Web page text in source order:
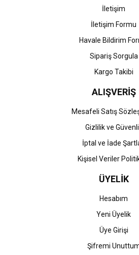
Gönder
İletişim
İletişim Formu
Havale Bildirim
Sipariş Sorgula
Kargo Takibi
ALIŞVERİŞ
Mesafeli Satış
Gizlilik ve
İptal ve İade
Kişisel Veriler
ÜYELİK
Hesabım
Yeni Üyelik
Üye Girişi
Şifremi